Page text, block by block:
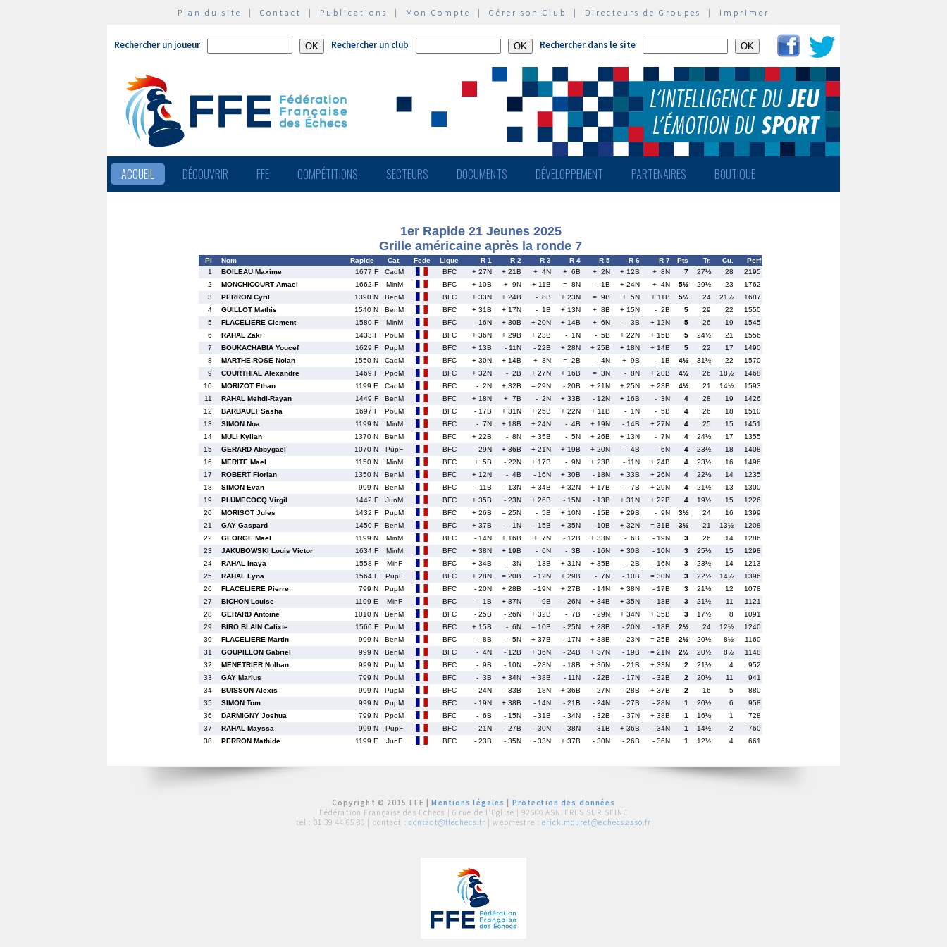
Plan du site | Contact | Publications | Mon Compte | Gérer son Club | Directeurs de Groupes | Imprimer
Rechercher un joueur Rechercher un club Rechercher dans le site
ACCUEIL DÉCOUVRIR FFE COMPÉTITIONS SECTEURS DOCUMENTS DÉVELOPPEMENT PARTENAIRES BOUTIQUE
1er Rapide 21 Jeunes 2025
Grille américaine après la ronde 7
Pl Nom Rapide Cat. Fede Ligue R 1 R 2 R 3 R 4 R 5 R 6 R 7 Pts Tr. Cu.
Perf
1
BOILEAU Maxime 1677 F CadM BFC + 27N + 21B + 4N + 6B + 2N + 12B + 8N 7 27½ 28
2195
2
MONCHICOURT Amael 1662 F MinM BFC + 10B + 9N + 11B = 8N - 1B + 24N + 4N 5½ 29½ 23
1762
3
PERRON Cyril 1390 N BenM BFC + 33N + 24B - 8B + 23N = 9B + 5N + 11B 5½ 24 21½
1687
4
GUILLOT Mathis 1540 N BenM BFC + 31B + 17N - 1B + 13N + 8B + 15N - 2B 5 29 22
1550
5
FLACELIERE Clement 1580 F MinM BFC - 16N + 30B + 20N + 14B + 6N - 3B + 12N 5 26 19
1545
6
RAHAL Zaki 1433 F PouM BFC + 36N + 29B + 23B - 1N - 5B + 22N + 15B 5 24½ 21
1556
7
BOUKACHABIA Youcef 1629 F PupM BFC + 13B - 11N - 22B + 28N + 25B + 18N + 14B 5 22 17
1490
8
MARTHE-ROSE Nolan 1550 N CadM BFC + 30N + 14B + 3N = 2B - 4N + 9B - 1B 4½ 31½ 22
1570
9
COURTHIAL Alexandre 1469 F PpoM BFC + 32N - 2B + 27N + 16B = 3N - 8N + 20B 4½ 26 18½
1468
10
MORIZOT Ethan 1199 E CadM BFC - 2N + 32B = 29N - 20B + 21N + 25N + 23B 4½ 21 14½
1593
11
RAHAL Mehdi-Rayan 1449 F BenM BFC + 18N + 7B - 2N + 33B - 12N + 16B - 3N 4 28 19
1426
12
BARBAULT Sasha 1697 F PouM BFC - 17B + 31N + 25B + 22N + 11B - 1N - 5B 4 26 18
1510
13
SIMON Noa 1199 N MinM BFC - 7N + 18B + 24N - 4B + 19N - 14B + 27N 4 25 15
1451
14
MULI Kylian 1370 N BenM BFC + 22B - 8N + 35B - 5N + 26B + 13N - 7N 4 24½ 17
1355
15
GERARD Abbygael 1070 N PupF BFC - 29N + 36B + 21N + 19B + 20N - 4B - 6N 4 23½ 18
1408
16
MERITE Mael 1150 N MinM BFC + 5B - 22N + 17B - 9N + 23B - 11N + 24B 4 23½ 16
1496
17
ROBERT Florian 1350 N BenM BFC + 12N - 4B - 16N + 30B - 18N + 33B + 26N 4 22½ 14
1235
18
SIMON Evan 999 N BenM BFC - 11B - 13N + 34B + 32N + 17B - 7B + 29N 4 21½ 13
1300
19
PLUMECOCQ Virgil 1442 F JunM BFC + 35B - 23N + 26B - 15N - 13B + 31N + 22B 4 19½ 15
1226
20
MORISOT Jules 1432 F PupM BFC + 26B = 25N - 5B + 10N - 15B + 29B - 9N 3½ 24 16
1399
21
GAY Gaspard 1450 F BenM BFC + 37B - 1N - 15B + 35N - 10B + 32N = 31B 3½ 21 13½
1208
22
GEORGE Mael 1199 N MinM BFC - 14N + 16B + 7N - 12B + 33N - 6B - 19N 3 26 14
1286
23
JAKUBOWSKI Louis Victor 1634 F MinM BFC + 38N + 19B - 6N - 3B - 16N + 30B - 10N 3 25½ 15
1298
24
RAHAL Inaya 1558 F MinF BFC + 34B - 3N - 13B + 31N + 35B - 2B - 16N 3 23½ 14
1213
25
RAHAL Lyna 1564 F PupF BFC + 28N = 20B - 12N + 29B - 7N - 10B = 30N 3 22½ 14½
1396
26
FLACELIERE Pierre 799 N PupM BFC - 20N + 28B - 19N + 27B - 14N + 38N - 17B 3 21½ 12
1078
27
BICHON Louise 1199 E MinF BFC - 1B + 37N - 9B - 26N + 34B + 35N - 13B 3 21½ 11
1121
28
GERARD Antoine 1010 N BenM BFC - 25B - 26N + 32B - 7B - 29N + 34N + 35B 3 17½ 8
1091
29
BIRO BLAIN Calixte 1566 F PouM BFC + 15B - 6N = 10B - 25N + 28B - 20N - 18B 2½ 24 12½
1240
30
FLACELIERE Martin 999 N BenM BFC - 8B - 5N + 37B - 17N + 38B - 23N = 25B 2½ 20½ 8½
1160
31
GOUPILLON Gabriel 999 N BenM BFC - 4N - 12B + 36N - 24B + 37N - 19B = 21N 2½ 20½ 8½
1148
32
MENETRIER Nolhan 999 N PupM BFC - 9B - 10N - 28N - 18B + 36N - 21B + 33N 2 21½ 4
952
33
GAY Marius 799 N PouM BFC - 3B + 34N + 38B - 11N - 22B - 17N - 32B 2 20½ 11
941
34
BUISSON Alexis 999 N PupM BFC - 24N - 33B - 18N + 36B - 27N - 28B + 37B 2 16 5
880
35
SIMON Tom 999 N PupM BFC - 19N + 38B - 14N - 21B - 24N - 27B - 28N 1 20½ 6
958
36
DARMIGNY Joshua 799 N PpoM BFC - 6B - 15N - 31B - 34N - 32B - 37N + 38B 1 16½ 1
728
37
RAHAL Mayssa 999 N PupF BFC - 21N - 27B - 30N - 38N - 31B + 36B - 34N 1 14½ 2
760
38
PERRON Mathide 1199 E JunF BFC - 23B - 35N - 33N + 37B - 30N - 26B - 36N 1 12½ 4 661
Copyright © 2015 FFE |Mentions légales
Protection des données
Fédération Française des Echecs | 6 rue de l'Eglise | 92600 ASNIERES SUR SEINE
tél : 01 39 44 65 80 | contact : contact@ffechecs.fr | webmestre : erick.mouret@echecs.asso.fr